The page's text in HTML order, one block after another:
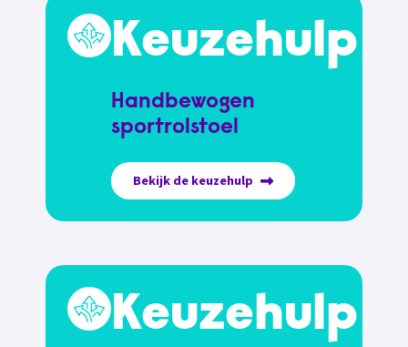
Keuzehulp
Handbewogen
sportrolstoel
Bekijk de keuzehulp
Keuzehulp